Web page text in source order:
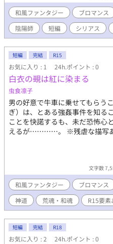
和風ファンタジー ブロマンス
陰陽師
短編 シリアス
短編 完結 R15
お気に入り : 1 24h.ポイント : 0
白衣の覡は紅に染まる
虫食凛子
男の好意で牛車に乗せてもらう
ぎ）は、とある強姦事件を知る
ことを快諾するも、未だ恐怖心
えるが…………。 ※残虐な描写
文字数
和風ファンタジー ブロマンス
神道
荒魂・和魂 R15要素
短編 完結 R18
お気に入り : 2 24h.ポイント : 0